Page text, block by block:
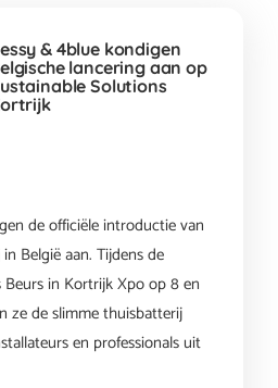
& 4blue kondigen
lancering aan op
Solutions
de officiële introductie van
België aan. Tijdens de
in Kortrijk Xpo op 8 en
ze de slimme thuisbatterij
en professionals uit